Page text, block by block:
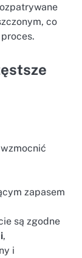
co
zapasem
są zgodne
,
i